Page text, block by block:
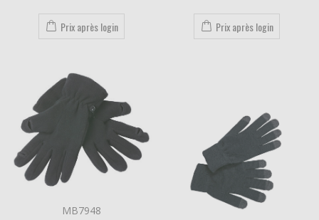
Prix après login Prix après login
MB7948